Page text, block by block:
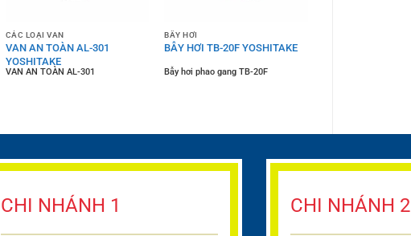
CÁC LOẠI VAN
VAN AN TOÀN AL-301
YOSHITAKE
VAN AN TOÀN AL-301
BẪY HƠI
BẪY HƠI TB-20F YOSHITAKE
Bẫy hơi phao gang TB-20F
CHI NHÁNH 1 CHI NHÁNH 2